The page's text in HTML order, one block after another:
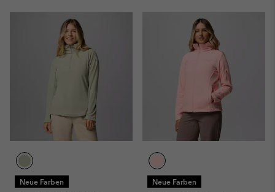
Neue Farben Neue Farben